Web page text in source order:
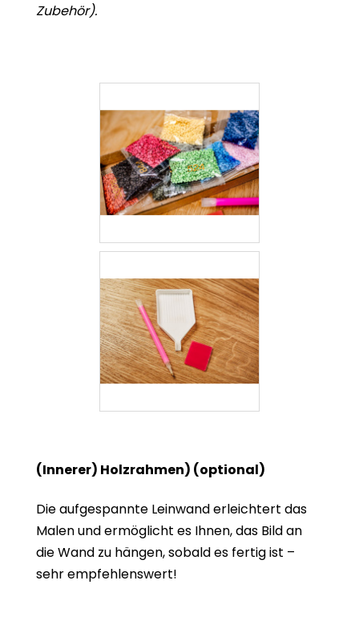
Zubehör).
(Innerer) Holzrahmen) (optional)
Die aufgespannte Leinwand erleichtert das
Malen und ermöglicht es Ihnen, das Bild an
die Wand zu hängen, sobald es fertig ist –
sehr empfehlenswert!